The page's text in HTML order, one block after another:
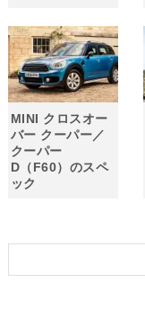
MINI クロスオー
バー クーパー／
クーパー
D（F60）のスペ
ック